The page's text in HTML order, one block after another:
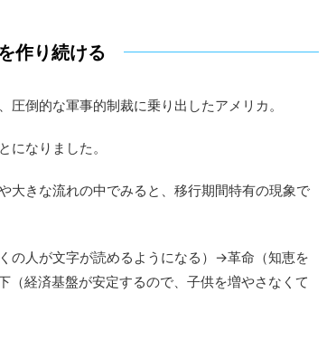
作り続ける
倒的な軍事的制裁に乗り出したアメリカ。
になりました。
大きな流れの中でみると、移行期間特有の現象で
の人が文字が読めるようになる）→革命（知恵を
経済基盤が安定するので、子供を増やさなくて